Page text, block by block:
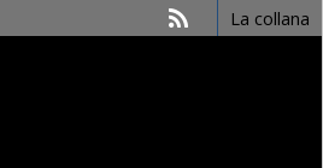
La collana